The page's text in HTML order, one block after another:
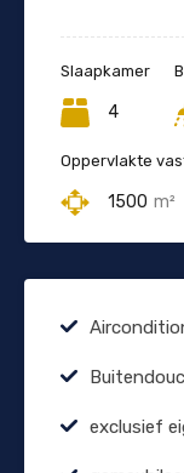
Slaapkamer
4
Oppervlakte
1500 m²
exclusief